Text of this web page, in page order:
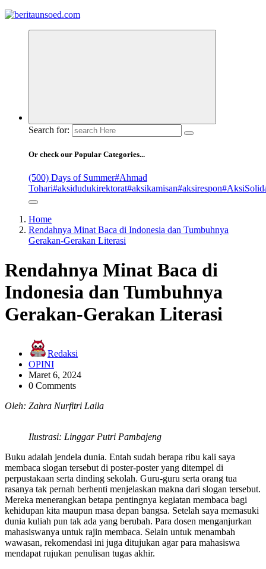
Pemandu Wawasan Almamater
Search for:
Or check our Popular Categories...
(500) Days of Summer#Ahmad
Tohari#aksidudukirektorat#aksikamisan#aksirespon
Home
Rendahnya Minat Baca di Indonesia dan Tumbuhnya
Gerakan-Gerakan Literasi
Rendahnya Minat Baca di
Indonesia dan Tumbuhnya
Gerakan-Gerakan Literasi
Redaksi
OPINI
Maret 6, 2024
0 Comments
Oleh: Zahra Nurfitri Laila
Ilustrasi: Linggar Putri Pambajeng
Buku adalah jendela dunia. Entah sudah berapa ribu kali saya
membaca slogan tersebut di poster-poster yang ditempel di
perpustakaan serta dinding sekolah. Guru-guru serta orang tua
rasanya tak pernah berhenti menjelaskan makna dari slogan tersebut.
Mereka menerangkan betapa pentingnya kegiatan membaca bagi
kehidupan kita maupun masa depan bangsa. Setelah saya memasuki
dunia kuliah pun tak ada yang berubah. Para dosen menganjurkan
mahasiswanya untuk rajin membaca. Selain untuk menambah
wawasan, rekomendasi ini juga ditujukan agar para mahasiswa
mendapat rujukan penulisan tugas akhir.